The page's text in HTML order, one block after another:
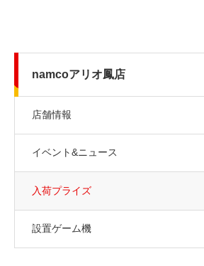
namcoアリオ鳳店
店舗情報
イベント&ニュース
入荷プライズ
設置ゲーム機